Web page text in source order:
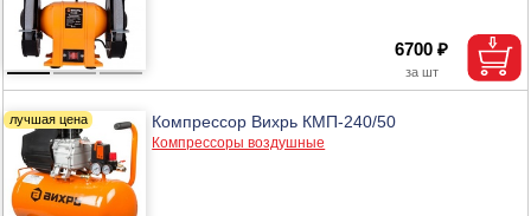
6700 ₽
Компрессор Вихрь КМП-240/50
Компрессоры воздушные